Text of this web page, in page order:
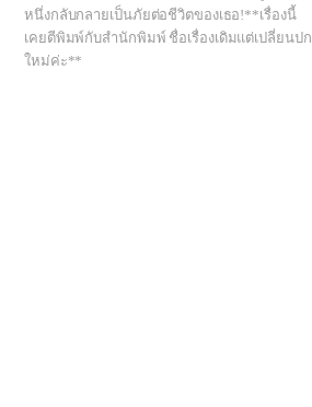
หนึ่งกลับกลายเป็นภัยต่อชีวิตของเธอ!**เรื่องนี้
เคยตีพิมพ์กับสำนักพิมพ์ ชื่อเรื่องเดิมแต่เปลี่ยนปก
ใหม่ค่ะ**